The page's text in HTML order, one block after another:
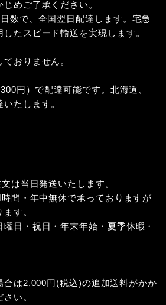
めご了承ください。
数で、全国翌日配達します。宅急
たスピード輸送を実現します。
おりません。
円）で配達可能です。北海道、
たします。
は当日発送いたします。
間・年中無休で承っておりますが
す。
日・祝日・年末年始・夏季休暇・
は2,000円(税込)の追加送料がかか
い。